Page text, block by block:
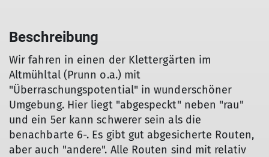
Beschreibung
Wir fahren in einen der Klettergärten im
Altmühltal (Prunn o.a.) mit
"Überraschungspotential" in wunderschöner
Umgebung. Hier liegt "abgespeckt" neben "rau"
und ein 5er kann schwerer sein als die
benachbarte 6-. Es gibt gut abgesicherte Routen,
aber auch "andere". Alle Routen sind mit relativ